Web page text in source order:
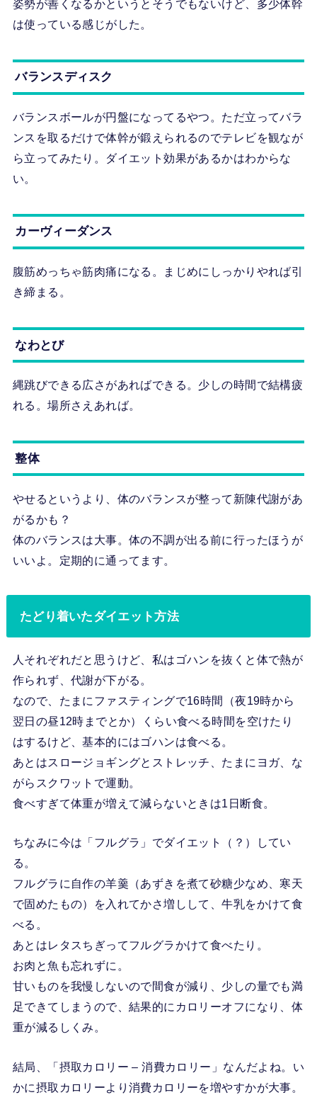
姿勢が善くなるかというとそうでもないけど、多少体幹
は使っている感じがした。
バランスディスク
バランスボールが円盤になってるやつ。ただ立ってバラ
ンスを取るだけで体幹が鍛えられるのでテレビを観なが
ら立ってみたり。ダイエット効果があるかはわからな
い。
カーヴィーダンス
腹筋めっちゃ筋肉痛になる。まじめにしっかりやれば引
き締まる。
なわとび
縄跳びできる広さがあればできる。少しの時間で結構疲
れる。場所さえあれば。
整体
やせるというより、体のバランスが整って新陳代謝があ
がるかも？
体のバランスは大事。体の不調が出る前に行ったほうが
いいよ。定期的に通ってます。
たどり着いたダイエット方法
人それぞれだと思うけど、私はゴハンを抜くと体で熱が
作られず、代謝が下がる。
なので、たまにファスティングで16時間（夜19時から
翌日の昼12時までとか）くらい食べる時間を空けたり
はするけど、基本的にはゴハンは食べる。
あとはスロージョギングとストレッチ、たまにヨガ、な
がらスクワットで運動。
食べすぎて体重が増えて減らないときは1日断食。
ちなみに今は「フルグラ」でダイエット（？）してい
る。
フルグラに自作の羊羹（あずきを煮て砂糖少なめ、寒天
で固めたもの）を入れてかさ増しして、牛乳をかけて食
べる。
あとはレタスちぎってフルグラかけて食べたり。
お肉と魚も忘れずに。
甘いものを我慢しないので間食が減り、少しの量でも満
足できてしまうので、結果的にカロリーオフになり、体
重が減るしくみ。
結局、「摂取カロリー – 消費カロリー」なんだよね。い
かに摂取カロリーより消費カロリーを増やすかが大事。